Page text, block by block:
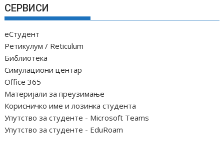
СЕРВИСИ
еСтудент
Ретикулум / Reticulum
Библиотека
Симулациони центар
Office 365
Материјали за преузимање
Корисничко име и лозинка студента
Упутство за студенте - Microsoft Teams
Упутство за студенте - EduRoam